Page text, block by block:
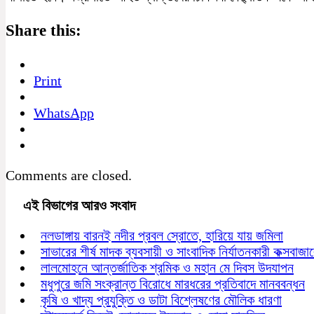
Share this:
Print
WhatsApp
Comments are closed.
এই বিভাগের আরও সংবাদ
নলডাঙ্গায় বারনই নদীর প্রবল স্রোতে, হারিয়ে যায় জমিলা
সাভারের শীর্ষ মাদক ব্যবসায়ী ও সাংবাদিক নির্যাতনকারী
লালমোহনে আন্তর্জাতিক শ্রমিক ও মহান মে দিবস উদযাপন
মধুপুরে জমি সংক্রান্ত বিরোধে মারধরের প্রতিবাদে মানববন্ধন
কৃষি ও খাদ্য প্রযুক্তি ও ডাটা বিশ্লেষণের মৌলিক ধারণা